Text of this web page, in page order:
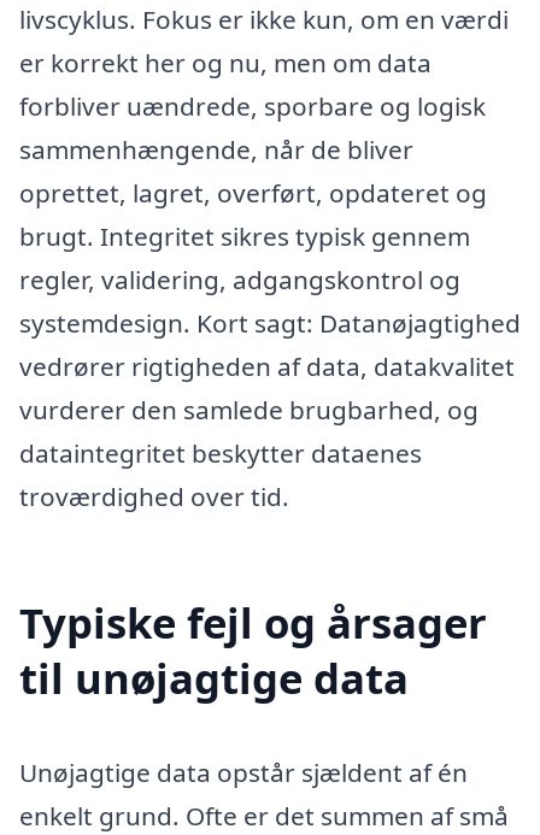
livscyklus. Fokus er ikke kun, om en værdi
er korrekt her og nu, men om data
forbliver uændrede, sporbare og logisk
sammenhængende, når de bliver
oprettet, lagret, overført, opdateret og
brugt. Integritet sikres typisk gennem
regler, validering, adgangskontrol og
systemdesign. Kort sagt: Datanøjagtighed
vedrører rigtigheden af data, datakvalitet
vurderer den samlede brugbarhed, og
dataintegritet beskytter dataenes
troværdighed over tid.
Typiske fejl og årsager
til unøjagtige data
Unøjagtige data opstår sjældent af én
enkelt grund. Ofte er det summen af små